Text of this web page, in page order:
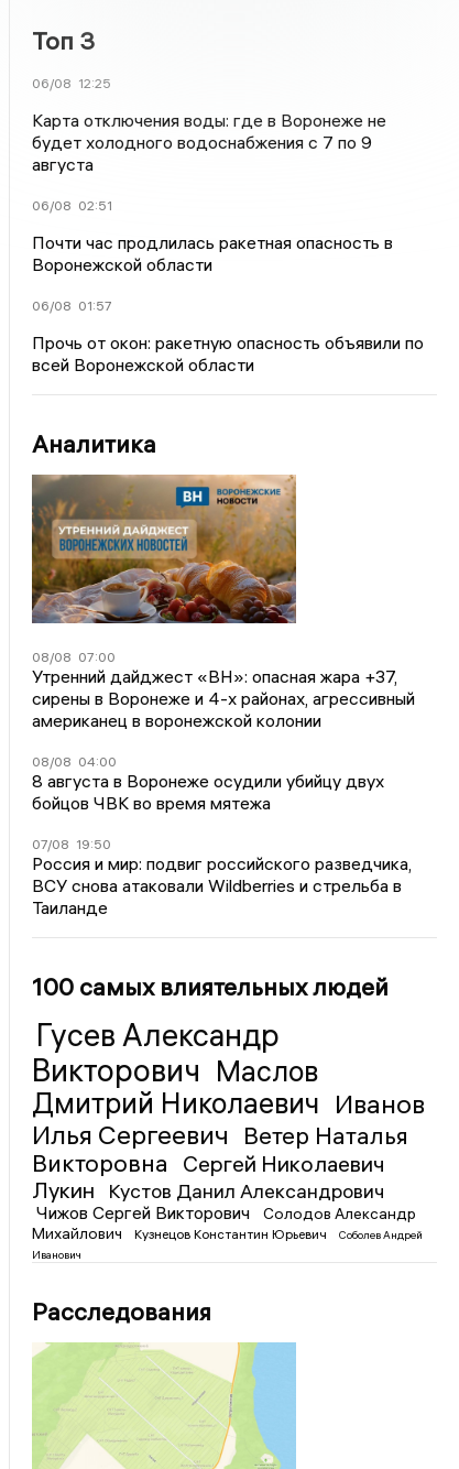
Топ 3
06/08 12:25
Карта отключения воды: где в Воронеже не
будет холодного водоснабжения с 7 по 9
августа
06/08 02:51
Почти час продлилась ракетная опасность в
Воронежской области
06/08 01:57
Прочь от окон: ракетную опасность объявили по
всей Воронежской области
Аналитика
08/08 07:00
Утренний дайджест «ВН»: опасная жара +37,
сирены в Воронеже и 4-х районах, агрессивный
американец в воронежской колонии
08/08 04:00
8 августа в Воронеже осудили убийцу двух
бойцов ЧВК во время мятежа
07/08 19:50
Россия и мир: подвиг российского разведчика,
ВСУ снова атаковали Wildberries и стрельба в
Таиланде
100 самых влиятельных людей
Гусев Александр
Викторович Маслов
Дмитрий Николаевич Иванов
Илья Сергеевич
Ветер Наталья
Викторовна
Сергей Николаевич
Лукин
Кустов Данил Александрович
Чижов Сергей Викторович
Солодов Александр
Михайлович
Кузнецов Константин Юрьевич
Соболев Андрей
Иванович
Расследования